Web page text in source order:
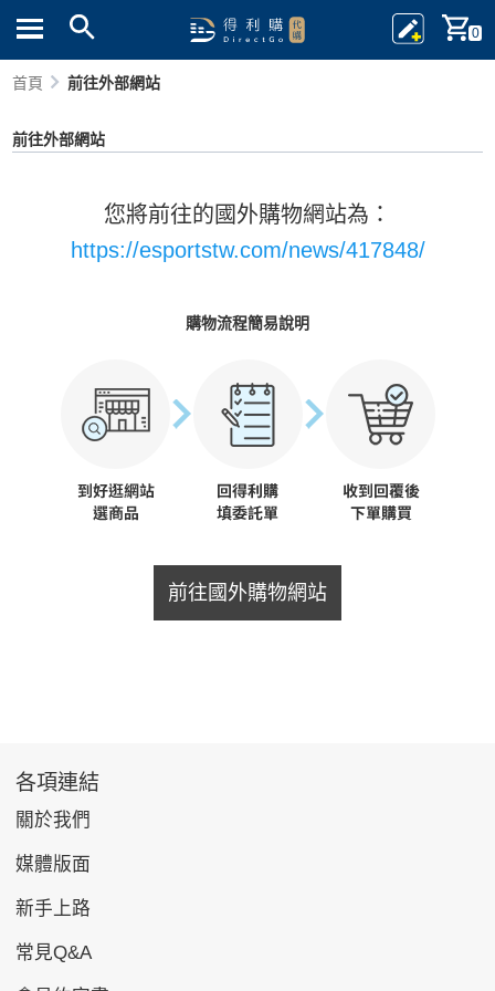
0
首頁 前往外部網站
前往外部網站
您將前往的國外購物網站為：
https://esportstw.com/news/417848/
購物流程簡易說明
前往國外購物網站
各項連結
關於我們
媒體版面
新手上路
常見Q&A